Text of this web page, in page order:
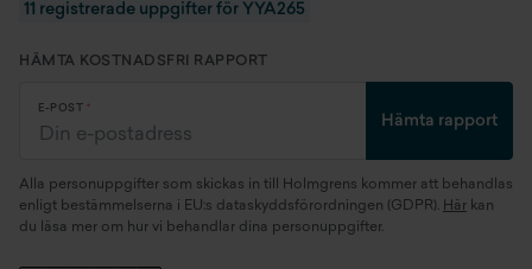
Motor 2.0 FB20B 4WD (110 kW)
11 registrerade uppgifter för YYA265
HÄMTA KOSTNADSFRI RAPPORT
E-POST
Hämta rapport
Alla personuppgifter som skickas in till Holmgrens kommer att behandlas
enligt bestämmelserna i EU:s dataskyddsförordningen (GDPR). Här kan
du läsa mer om hur vi behandlar dina personuppgifter.